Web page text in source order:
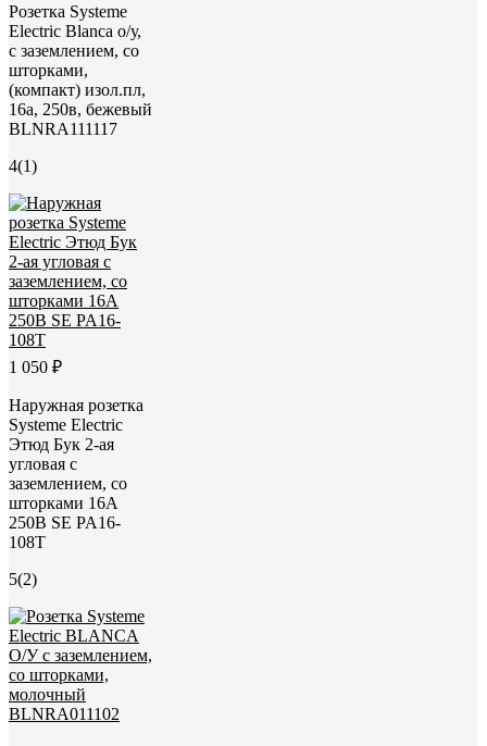
Розетка Systeme
Electric Blanca о/у,
с заземлением, со
шторками,
(компакт) изол.пл,
16а, 250в, бежевый
BLNRA111117
4(1)
1 050 ₽
Наружная розетка
Systeme Electric
Этюд Бук 2-ая
угловая с
заземлением, со
шторками 16А
250B SE PA16-
108T
5(2)